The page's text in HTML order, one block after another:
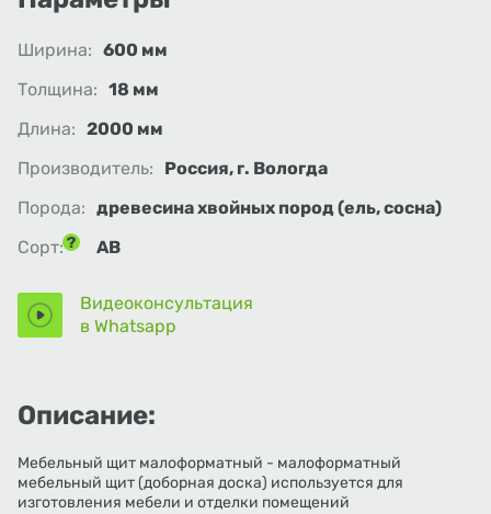
Ширина: 600 мм
Толщина: 18 мм
Длина: 2000 мм
Производитель:
Россия, г. Вологда
Порода: древесина хвойных пород (ель, сосна)
Сорт:
АВ
Видеоконсультация
в Whatsapp
Описание:
Мебельный щит малоформатный - малоформатный
мебельный щит (доборная доска) используется для
изготовления мебели и отделки помещений